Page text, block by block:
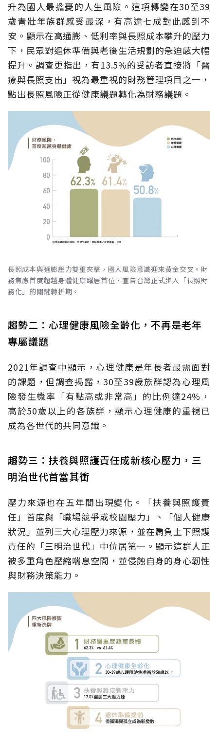
升為國人最擔憂的人生風險。這項轉變在30至39
歲青壯年族群感受最深，有高達七成對此感到不
安。顯示在高通膨、低利率與長照成本攀升的壓力
下，民眾對退休準備與老後生活規劃的急迫感大幅
提升。調查更指出，有13.5%的受訪者直接將「醫
療與長照支出」視為最重視的財務管理項目之一，
點出長照風險正從健康議題轉化為財務議題。
長照成本與通膨壓力雙重夾擊，國人風險意識迎來黃金交叉。財
務焦慮首度超越身體健康躍居首位，宣告台灣正式步入「長照財
務化」的關鍵轉折期。
趨勢二：心理健康風險全齡化，不再是老年
專屬議題
2021年調查中顯示，心理健康是年長者最需面對
的課題，但調查揭露，30至39歲族群認為心理風
險發生機率「有點高或非常高」的比例達24%，
高於50歲以上的各族群，顯示心理健康的重視已
成為各世代的共同意識。
趨勢三：扶養與照護責任成新核心壓力，三
明治世代首當其衝
壓力來源也在五年間出現變化。「扶養與照護責
任」首度與「職場競爭或校園壓力」、「個人健康
狀況」並列三大心理壓力來源，並在肩負上下照護
責任的「三明治世代」中位居第一。顯示這群人正
被多重角色壓縮喘息空間，並侵蝕自身的身心韌性
與財務決策能力。